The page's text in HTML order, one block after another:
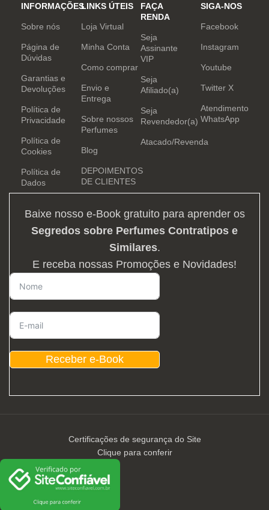
INFORMAÇÕES
Sobre nós
Página de
Dúvidas
Garantias e
Devoluções
Política de
Privacidade
Política de
Cookies
Política de
Dados
LINKS ÚTEIS
Loja Virtual
Minha Conta
Como comprar
Envio e
Entrega
Sobre nossos
Perfumes
Blog
DEPOIMENTOS
DE CLIENTES
FAÇA
RENDA
Seja
Assinante
VIP
Seja
Afiliado(a)
Seja
Revendedor(a)
Atacado/Revenda
SIGA-NOS
Facebook
Instagram
Youtube
Twitter X
Atendimento
WhatsApp
Baixe nosso e-Book gratuito para aprender os
Segredos sobre Perfumes Contratipos e
Similares.
E receba nossas Promoções e Novidades!
Receber e-Book
Certificações de segurança do Site
Clique para conferir